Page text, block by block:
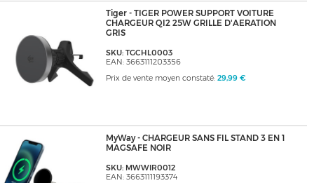
Tiger - TIGER POWER SUPPORT VOITURE
CHARGEUR QI2 25W GRILLE D'AERATION
GRIS
SKU: TGCHL0003
EAN: 3663111203356
Prix de vente moyen constaté: 29,99 €
MyWay - CHARGEUR SANS FIL STAND 3 EN 1
MAGSAFE NOIR
SKU: MWWIR0012
EAN: 3663111193374